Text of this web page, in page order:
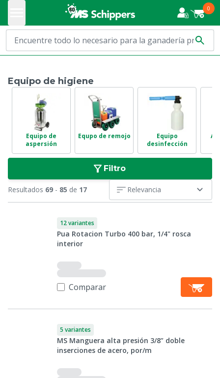
0
Equipo de higiene
Equipo de
aspersión
Equpo de remojo
Equipo
desinfección
Filtro
Resultados 69 - 85 de 17 Relevancia
12 variantes
Pua Rotacion Turbo 400 bar, 1/4" rosca
interior
Comparar
5 variantes
MS Manguera alta presión 3/8” doble
inserciones de acero, por/m